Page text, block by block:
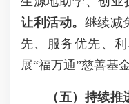
让利活动。 继续减
先、服务优先、
展“福万通”慈善基
（五）持续推